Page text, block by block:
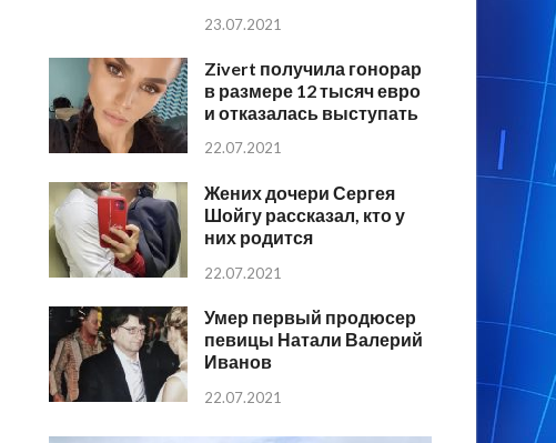
23.07.2021
Zivert получила гонорар
в размере 12 тысяч евро
и отказалась выступать
22.07.2021
Жених дочери Сергея
Шойгу рассказал, кто у
них родится
22.07.2021
Умер первый продюсер
певицы Натали Валерий
Иванов
22.07.2021